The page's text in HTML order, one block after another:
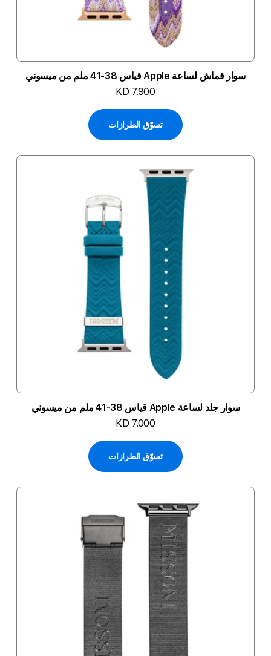
سوار قماش لساعة Apple قياس 38-41 ملم من ميسوني
KD 7.900
تسوّق الطرازات
سوار جلد لساعة Apple قياس 38-41 ملم من ميسوني
KD 7.000
تسوّق الطرازات